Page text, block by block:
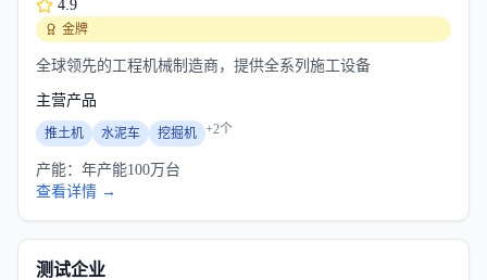
4.9
金牌
全球领先的工程机械制造商，提供全系列施工设备
主营产品
推土机 水泥车 挖掘机 +2个
产能： 年产能100万台
查看详情 →
测试企业